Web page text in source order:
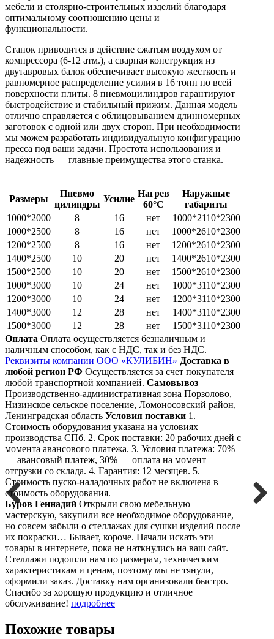
мебели и столярно-строительных изделий благодаря
оптимальному соотношению цены и
функциональности.
Станок приводится в действие сжатым воздухом от
компрессора (6-12 атм.), а сварная конструкция из
двутавровых балок обеспечивает высокую жесткость и
равномерное распределение усилия в 16 тонн по всей
поверхности плиты. 8 пневмоцилиндров гарантируют
быстродействие и стабильный прижим. Данная модель
отлично справляется с облицовыванием длинномерных
заготовок с одной или двух сторон. При необходимости
мы можем разработать индивидуальную конфигурацию
пресса под ваши задачи. Простота использования и
надёжность — главные преимущества этого станка.
Размеры
Пневмо
цилиндры
Усилие
Нагрев
60°С
Наружные
габариты
1000*2000
8 16 нет
1000*2110*2300
1000*2500
8 16 нет
1000*2610*2300
1200*2500
8 16 нет
1200*2610*2300
1400*2500
10 20 нет
1400*2610*2300
1500*2500
10 20 нет
1500*2610*2300
1000*3000
10 24 нет
1000*3110*2300
1200*3000
10 24 нет
1200*3110*2300
1400*3000
12 28 нет
1400*3110*2300
1500*3000
12 28 нет
1500*3110*2300
Оплата Оплата осуществляется безналичным и
наличным способом, как с НДС, так и без НДС.
Реквизиты компании ООО «КУЛИБИН» Доставка в
любой регион РФ Осуществляется за счет покупателя
любой транспортной компанией. Самовывоз
Производственно-административная зона Порзолово,
Низинское сельское поселение, Ломоносовский район,
Ленинградская область Условия поставки 1.
Стоимость оборудования указана на условиях
производства СПб. 2. Срок поставки: 20 рабочих дней с
момента авансового платежа. 3. Условия платежа: 70%
— авансовый платеж, 30% — оплата на момент
отгрузки со склада. 4. Гарантия: 12 месяцев. 5.
Стоимость пуско-наладочных работ не включена в
стоимость оборудования.
Буров Геннадий Открыли свою мебельную
мастерскую, закупили все необходимое оборудование,
но совсем забыли о стеллажах для сушки изделий после
их покраски… Бывает, короче. Начали искать эти
товары в интернете, пока не наткнулись на ваш сайт.
Стеллажи подошли нам по размерам, техническим
характеристикам и ценам, поэтому мы не тянули,
оформили заказ. Доставку нам организовали быстро.
Спасибо за хорошую продукцию и отличное
обслуживание! подробнее
Похожие товары
Previous